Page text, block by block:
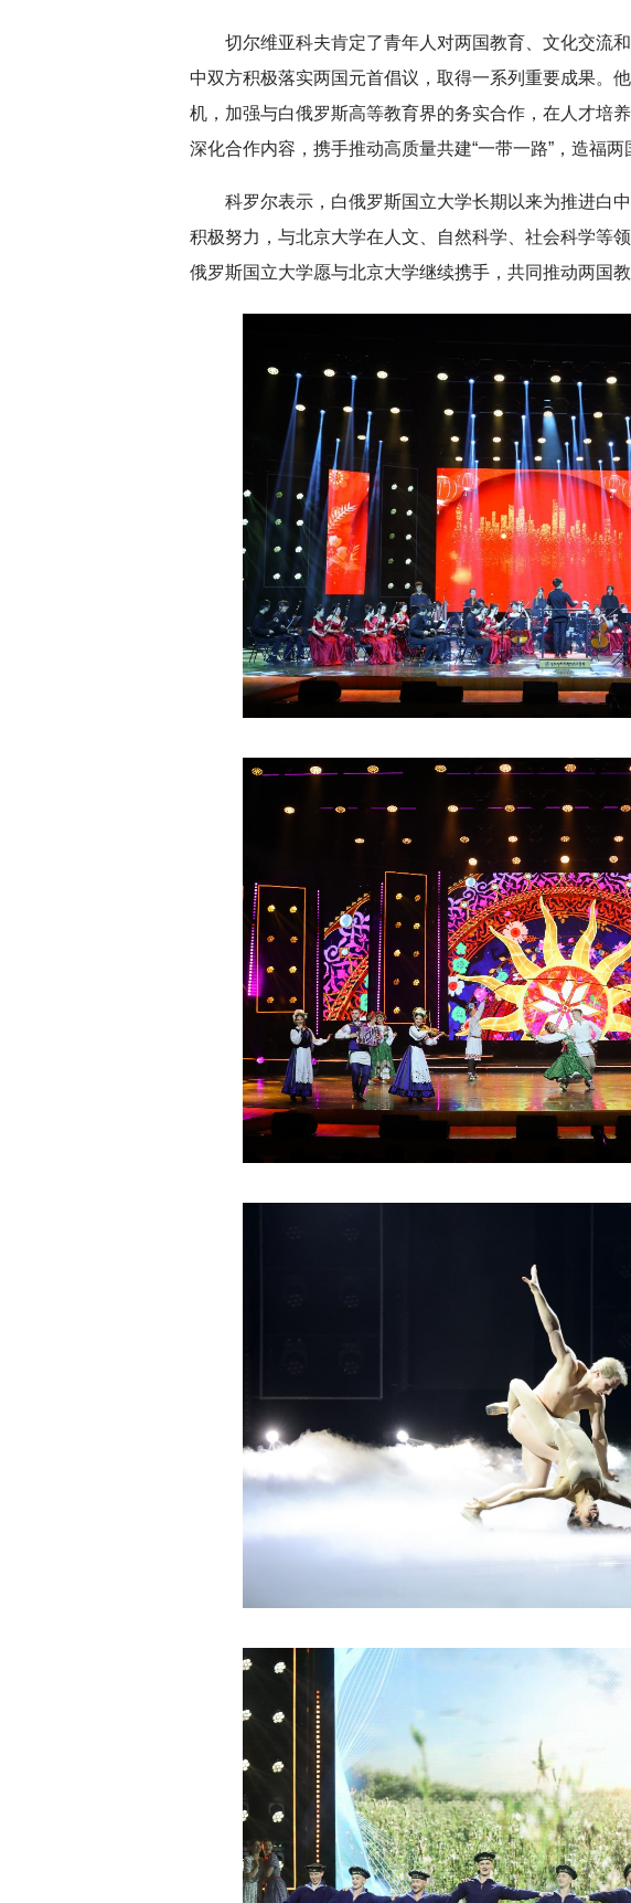
切尔维亚科夫肯定了青年人对两国教育、文化交流
中双方积极落实两国元首倡议，取得一系列重要成果。
机，加强与白俄罗斯高等教育界的务实合作，在人才培
深化合作内容，携手推动高质量共建“一带一路”，造福两
科罗尔表示，白俄罗斯国立大学长期以来为推进白
积极努力，与北京大学在人文、自然科学、社会科学等
俄罗斯国立大学愿与北京大学继续携手，共同推动两国